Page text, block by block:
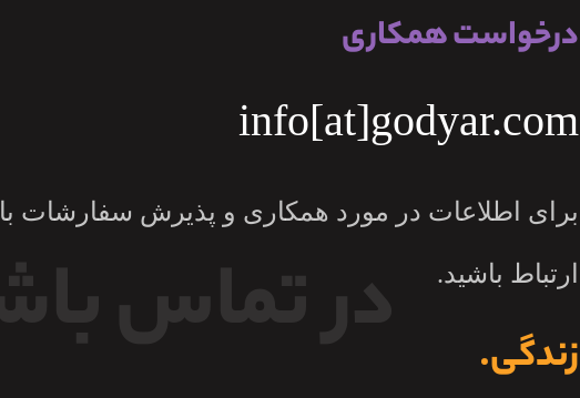
درخواست همکاری
info[at]godyar.com
برای اطلاعات در مورد همکاری و پذیرش سفارشات با
ارتباط باشید.
زندگی.